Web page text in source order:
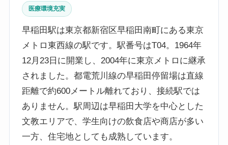
医療環境充実
早稲田駅は東京都新宿区早稲田南町にある東京
メトロ東西線の駅です。駅番号はT04。1964年
12月23日に開業し、2004年に東京メトロに継承
されました。都電荒川線の早稲田停留場は直線
距離で約600メートル離れており、接続駅では
ありません。駅周辺は早稲田大学を中心とした
文教エリアで、学生向けの飲食店や商店が多い
一方、住宅地としても成熟しています。